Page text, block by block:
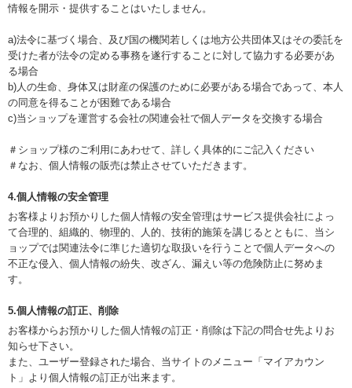
情報を開示・提供することはいたしません。
a)法令に基づく場合、及び国の機関若しくは地方公共団体又はその委託を
受けた者が法令の定める事務を遂行することに対して協力する必要があ
る場合
b)人の生命、身体又は財産の保護のために必要がある場合であって、本人
の同意を得ることが困難である場合
c)当ショップを運営する会社の関連会社で個人データを交換する場合
＃ショップ様のご利用にあわせて、詳しく具体的にご記入ください
＃なお、個人情報の販売は禁止させていただきます。
4.個人情報の安全管理
お客様よりお預かりした個人情報の安全管理はサービス提供会社によっ
て合理的、組織的、物理的、人的、技術的施策を講じるとともに、当シ
ョップでは関連法令に準じた適切な取扱いを行うことで個人データへの
不正な侵入、個人情報の紛失、改ざん、漏えい等の危険防止に努めま
す。
5.個人情報の訂正、削除
お客様からお預かりした個人情報の訂正・削除は下記の問合せ先よりお
知らせ下さい。
また、ユーザー登録された場合、当サイトのメニュー「マイアカウン
ト」より個人情報の訂正が出来ます。